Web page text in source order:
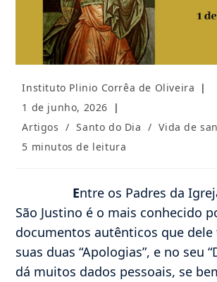
Autor
post:
Instituto Plinio Corrêa de Oliveira
Post
publicado:
1 de junho, 2026
Categoria
post:
Artigos / Santo do Dia / Vida de
Tempo
5 minutos de leitura
Entre os Padres da
São Justino é o mais conhecido
documentos autênticos que dele
suas duas “Apologias”, e no seu
dá muitos dados pessoais, se